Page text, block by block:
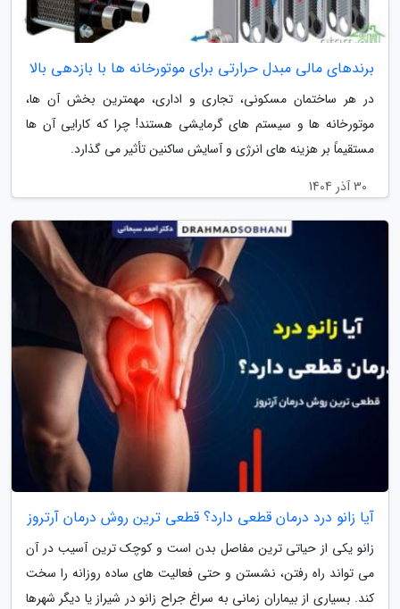
برندهای مالی مبدل حرارتی برای موتورخانه ها با بازدهی بالا
در هر ساختمان مسکونی، تجاری و اداری، مهمترین بخش آن ها،
موتورخانه ها و سیستم های گرمایشی هستند! چرا که کارایی آن ها
مستقیماً بر هزینه های انرژی و آسایش ساکنین تأثیر می گذارد.
30 آذر 1404
آیا زانو درد درمان قطعی دارد؟ قطعی ترین روش درمان آرتروز
زانو یکی از حیاتی ترین مفاصل بدن است و کوچک ترین آسیب در آن
می تواند راه رفتن، نشستن و حتی فعالیت های ساده روزانه را سخت
کند. بسیاری از بیماران زمانی به سراغ جراح زانو در شیراز یا دیگر شهرها